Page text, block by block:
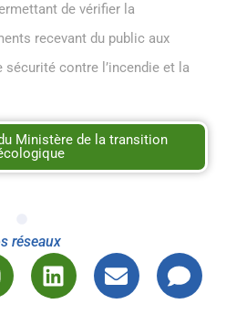
de vérifier la
recevant du public aux
sécurité contre l’incendie et la
Ministère de la transition
réseaux